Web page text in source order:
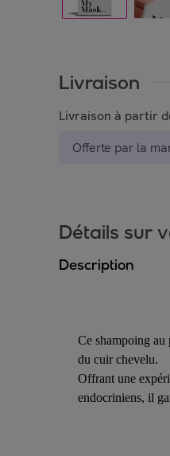
Livraison
Livraison à partir
Offerte par la
Détails sur
Description
Ce shampoing au
du cuir chevelu.
Offrant une
endocriniens, il